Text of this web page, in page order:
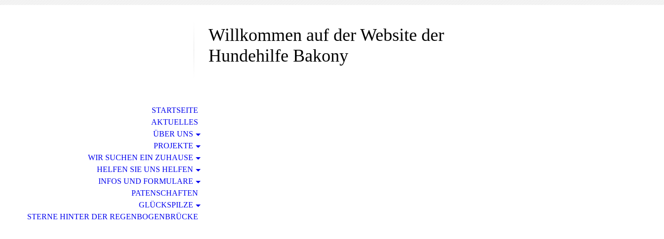
Willkommen auf der Website der
Hundehilfe Bakony
STARTSEITE
AKTUELLES
ÜBER UNS
PROJEKTE
WIR SUCHEN EIN ZUHAUSE
HELFEN SIE UNS HELFEN
INFOS UND FORMULARE
PATENSCHAFTEN
GLÜCKSPILZE
STERNE HINTER DER REGENBOGENBRÜCKE